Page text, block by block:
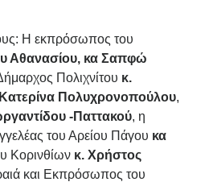
Η εκπρόσωπος του
Αθανασίου, κα Σαπφώ
Πολιχνίτου κ.
Πολυχρονοπούλου,
-Παττακού, η
του Αρείου Πάγου κα
Κορινθίων κ. Χρήστος
και Εκπρόσωπος του